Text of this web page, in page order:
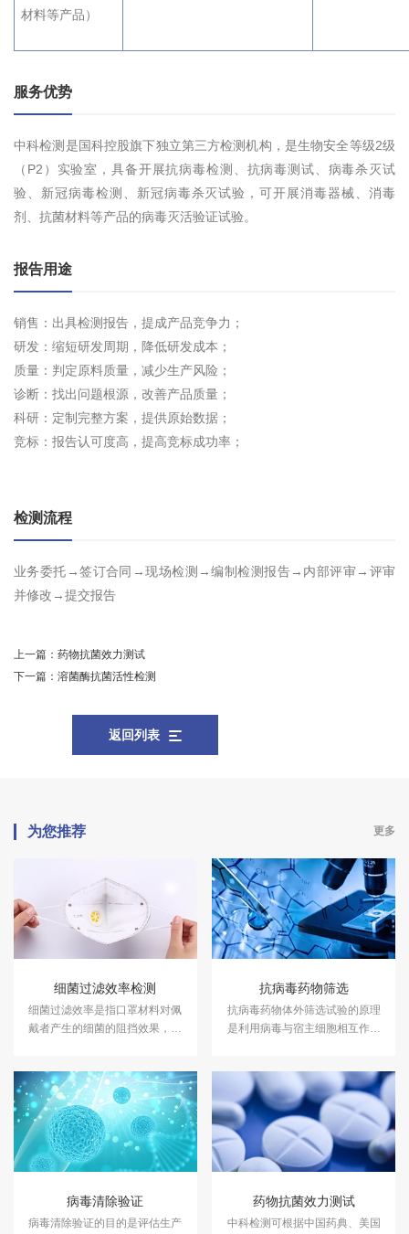
材料等产品）
服务优势
中科检测是国科控股旗下独立第三方检测机构，是生物安全等级2级
（P2）实验室， 具备开展抗病毒检测、抗病毒测试、病毒杀灭试
验、新冠病毒检测、新冠病毒杀灭试验 ，可开展消毒器械、消毒
剂、抗菌材料等产品的病毒灭活验证试验。
报告用途
销售：出具检测报告，提成产品竞争力；
研发：缩短研发周期，降低研发成本；
质量：判定原料质量，减少生产风险；
诊断：找出问题根源，改善产品质量；
科研：定制完整方案，提供原始数据；
竞标：报告认可度高，提高竞标成功率；
检测流程
业务委托→签订合同→现场检测→编制检测报告→内部评审→评审
并修改→提交报告
上一篇： 药物抗菌效力测试
下一篇： 溶菌酶抗菌活性检测
返回列表
为您推荐 更多
细菌过滤效率检测
细菌过滤效率是指口罩材料对佩
戴者产生的细菌的阻挡效果，主
在包装上标注BFE。中科检测开
展细菌过滤效率检测服务。
抗病毒药物筛选
抗病毒药物体外筛选试验的原理
是利用病毒与宿主细胞相互作用
从而评估药物对病毒感染的控制
和治疗潜力。
病毒清除验证
病毒清除验证的目的是评估生产
药物抗菌效力测试
中科检测可根据中国药典、美国